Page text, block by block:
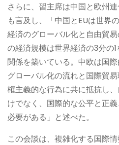
さらに、習主席は中国と欧州
も言及し、「中国とEUは世界
経済のグローバル化と自由貿
の経済規模は世界経済の3分の
関係を築いている。中欧は国
グローバル化の流れと国際貿
権主義的な行為に共に抵抗し
けでなく、国際的な公平と正
必要がある」と述べた。
この会談は、複雑化する国際